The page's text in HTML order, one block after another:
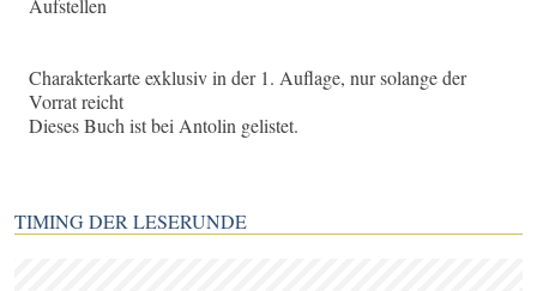
Aufstellen
Charakterkarte exklusiv in der 1. Auflage, nur solange der
Vorrat reicht
Dieses Buch ist bei Antolin gelistet.
TIMING DER LESERUNDE